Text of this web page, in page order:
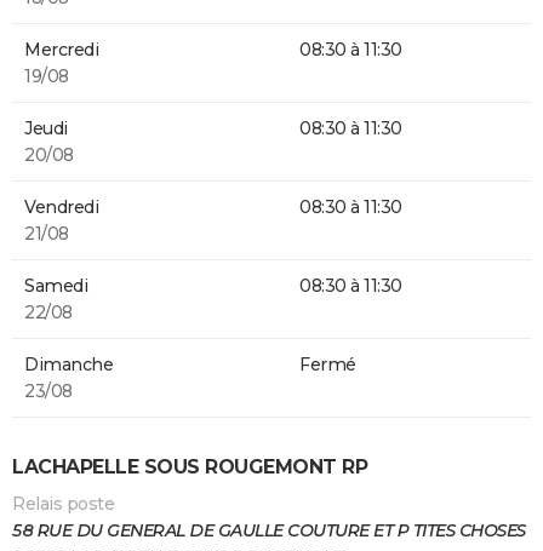
Mercredi
19/08
08:30 à 11:30
Jeudi
20/08
08:30 à 11:30
Vendredi
21/08
08:30 à 11:30
Samedi
22/08
08:30 à 11:30
Dimanche
23/08
Fermé
LACHAPELLE SOUS ROUGEMONT RP
Relais poste
58 RUE DU GENERAL DE GAULLE COUTURE ET P TITES CHOSES